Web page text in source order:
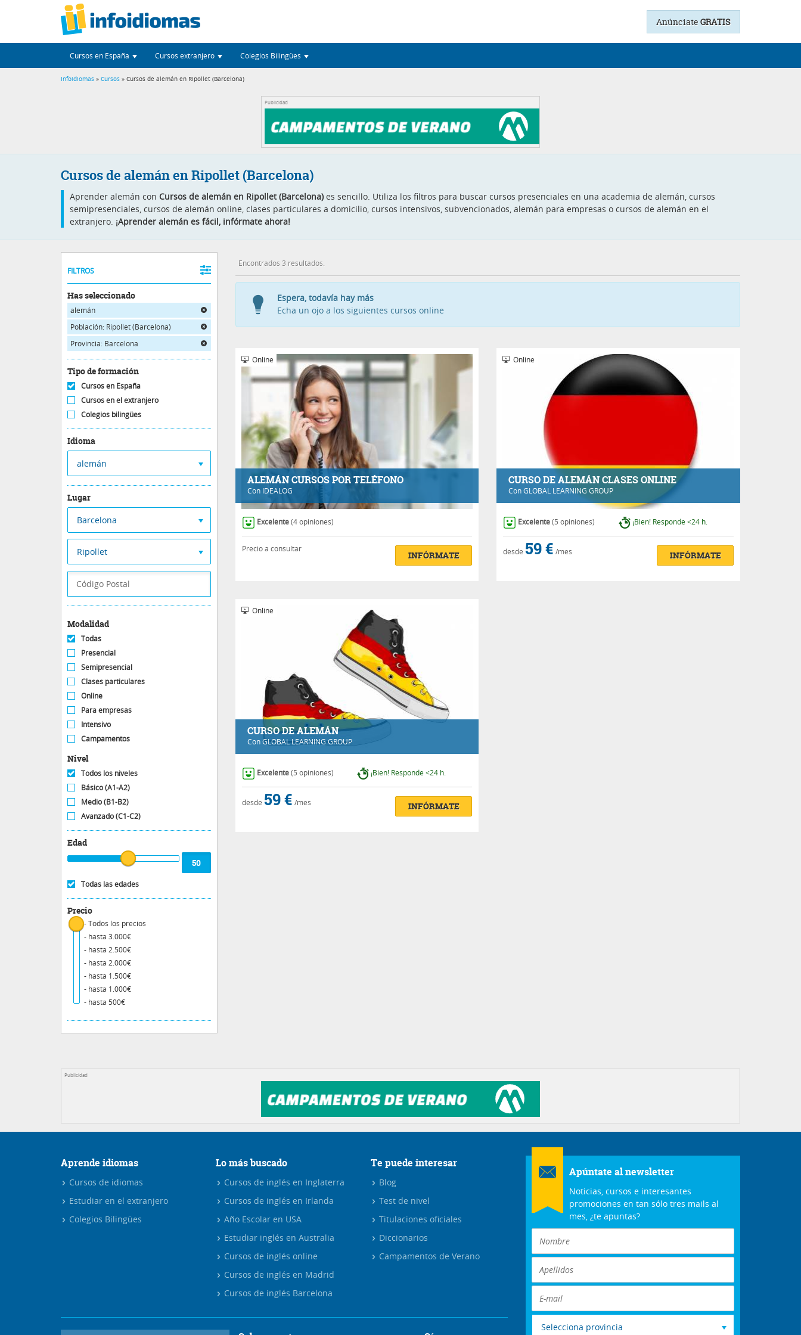
AnúnciateGRATIS
Cursos en España Cursos extranjero Colegios Bilingües
Infoidiomas » Cursos » Cursos de alemán en Ripollet (Barcelona)
Publicidad
Cursos de alemán en Ripollet (Barcelona)
Aprender alemán con Cursos de alemán en Ripollet (Barcelona) es sencillo. Utiliza los filtros para buscar cursos presenciales en una academia de alemán, cursos
semipresenciales, cursos de alemán online, clases particulares a domicilio, cursos intensivos, subvencionados, alemán para empresas o cursos de alemán en el
extranjero. ¡Aprender alemán es fácil, infórmate ahora!
FILTROS
Has seleccionado
alemán
Población: Ripollet (Barcelona)
Provincia: Barcelona
Tipo de formación
Cursos en España
Cursos en el extranjero
Colegios bilingües
Idioma
alemán
Lugar
Barcelona
Ripollet
Modalidad
Todas
Presencial
Semipresencial
Clases particulares
Online
Para empresas
Intensivo
Campamentos
Nivel
Todos los niveles
Básico (A1-A2)
Medio (B1-B2)
Avanzado (C1-C2)
Edad
Todas las edades
Precio
- Todos los precios
- hasta 3.000€
- hasta 2.500€
- hasta 2.000€
- hasta 1.500€
- hasta 1.000€
- hasta 500€
Encontrados 3 resultados.
Espera, todavía hay más
Echa un ojo a los siguientes cursos online
ALEMÁN CURSOS POR TELÉFONO
Con IDEALOG
Online
Excelente (4 opiniones)
Precio a consultar
INFÓRMATE
CURSO DE ALEMÁN CLASES ONLINE
ConGLOBAL LEARNING GROUP
Online
Excelente (5 opiniones) ¡Bien! Responde <24 h.
desde 59 € /mes INFÓRMATE
CURSO DE ALEMÁN
ConGLOBAL LEARNING GROUP
Online
Excelente (5 opiniones) ¡Bien! Responde <24 h.
desde 59 € /mes INFÓRMATE
Publicidad
Aprende idiomas
Cursos de idiomas
Estudiar en el extranjero
Colegios Bilingües
Lo más buscado
Cursos de inglés en Inglaterra
Cursos de inglés en Irlanda
Año Escolar en USA
Estudiar inglés en Australia
Cursos de inglés online
Cursos de inglés en Madrid
Cursos de inglés Barcelona
Te puede interesar
Blog
Test de nivel
Titulaciones oficiales
Diccionarios
Campamentos de Verano
Apúntate al newsletter
Noticias, cursos e interesantes
promociones en tan sólo tres mails al
mes, ¿te apuntas?
Selecciona provincia